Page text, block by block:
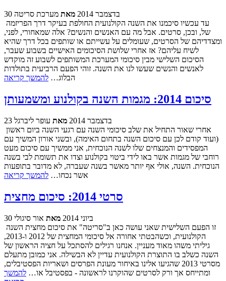
30 בדצמבר 2014 מאת מערכת סריטה
של, ובכן, סרטים. אבל מה עם האנשים והנשים? אלה שמאחורי, לפני,
ומצדדיהם של הסרטים, שעומלים על עשייתם או שותפים בכל דרך שהיא
לשיח עליהם? אז אחרי שלושת הסיכומים האישיים בשבוע שעבר,
הסיכום השלישי מבין סיכומי המערכת המשותפים לשבוע זה מוקדש
לאנשים והנשים שעשו לנו את השנה. זוהי הפעם הרביעית בתולדות
הבלוג… להמשך קריאה
סיכום 2014: מגמות השנה בקולנוע ומשמעותן
23 בדצמבר 2014 מאת עופר ליברגל
(ועוד קודם לכן עם סיכום השנה בתחום האימה), ובשני אורון המשיך עם
המפסידים והמנצחים שלו לשנה הנוכחית, אני ממשיך עם סיכום מעט
רוחבי של מגמות אשר באו לידי ביטוי בקולנוע וצדו את תשומת לבי בשנה
הנוכחית. השנה, אולי אף יותר מאשר בשנה שעברה, לא מדובר בתופעות
אשר נכחו… להמשך קריאה
סרטי 2014: סיכום מחצית
30 ביוני 2014 מאת אור סיגולי
הקולנועית, וכשהבטתי אחורה אל סיכומי המחצית של 2012 ו-2013,
גיליתי משהו מאוד מעניין. אנחנו רגילים להסתכל על חציה הראשון של
השנה כשלב בו התוצרת הקולנועית עדיין לא הבשילה. אני כמובן מתעלם
מסרטי 2013 שהגיעו אלינו באיחור מעונת הפרסים ושאריות הפסטיבלים,
ומתייחס אך ורק לסרטים שהוקרנו לראשונה - בפסטיבל או… להמשך